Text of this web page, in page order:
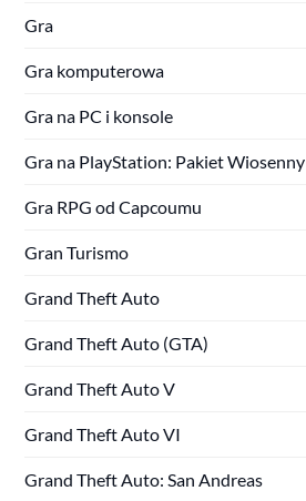
Gra
Gra komputerowa
Gra na PC i konsole
Gra na PlayStation: Pakiet Wiosenny
Gra RPG od Capcoumu
Gran Turismo
Grand Theft Auto
Grand Theft Auto (GTA)
Grand Theft Auto V
Grand Theft Auto VI
Grand Theft Auto: San Andreas